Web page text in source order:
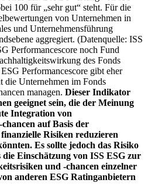
100 für „sehr gut“ steht. Für die
von Unternehmen in
und Unternehmensführung
aggregiert. (Datenquelle: ISS
Performancescore noch Fund
des Fonds
Performancescore gibt eher
die Unternehmen im Fonds
managen. Dieser Indikator
geeignet sein, die der Meinung
Integration von
auf Basis der
Risiken reduzieren
Es sollte jedoch das Risiko
Einschätzung von ISS ESG zur
und -chancen einzelner
anderen ESG Ratinganbietern